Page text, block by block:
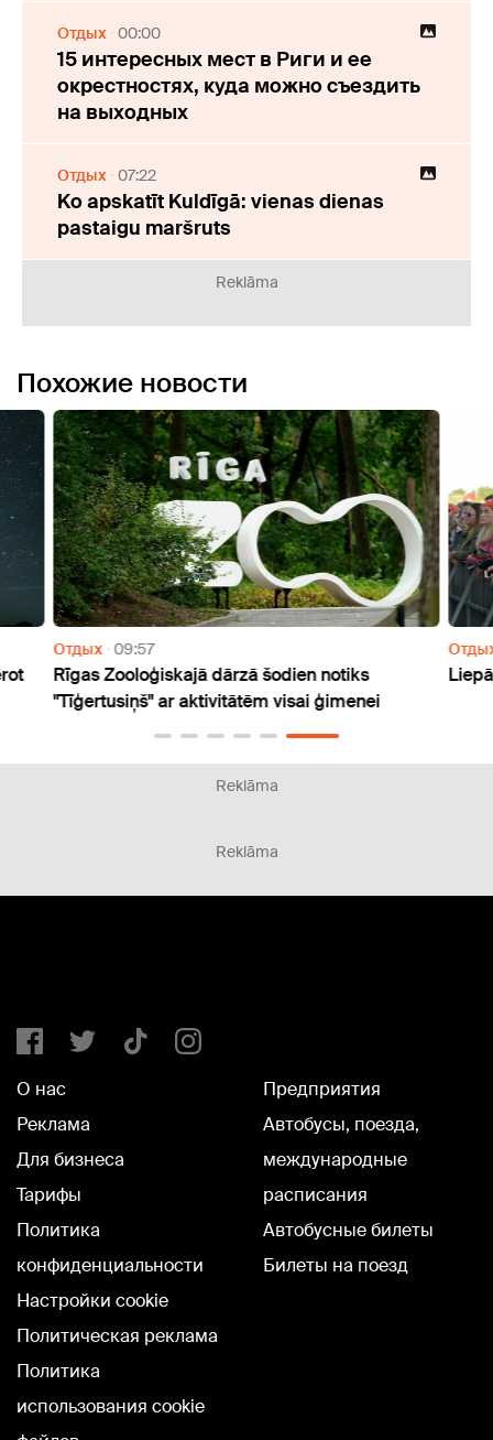
Отдых 00:00
15 интересных мест в Риги и ее
окрестностях, куда можно съездить
на выходных
Отдых 07:22
Ko apskatīt Kuldīgā: vienas dienas
pastaigu maršruts
Reklāma
Похожие новости
Отдых 09:57
Rīgas Zooloģiskajā dārzā šodien notiks
"Tīģertusiņš" ar aktivitātēm visai ģimenei
Reklāma
Reklāma
О нас
Реклама
Для бизнеса
Тарифы
Политика
конфиденциальности
Настройки cookie
Политическая реклама
Политика
использования cookie
Предприятия
Автобусы, поезда,
международные
расписания
Автобусные билеты
Билеты на поезд